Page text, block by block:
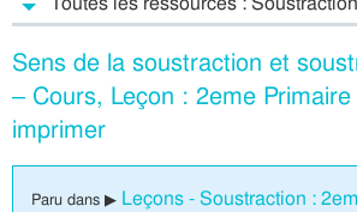
Sens de la soustraction et
– Cours, Leçon : 2eme
imprimer
Paru dans ▶ Leçons - Soustraction :